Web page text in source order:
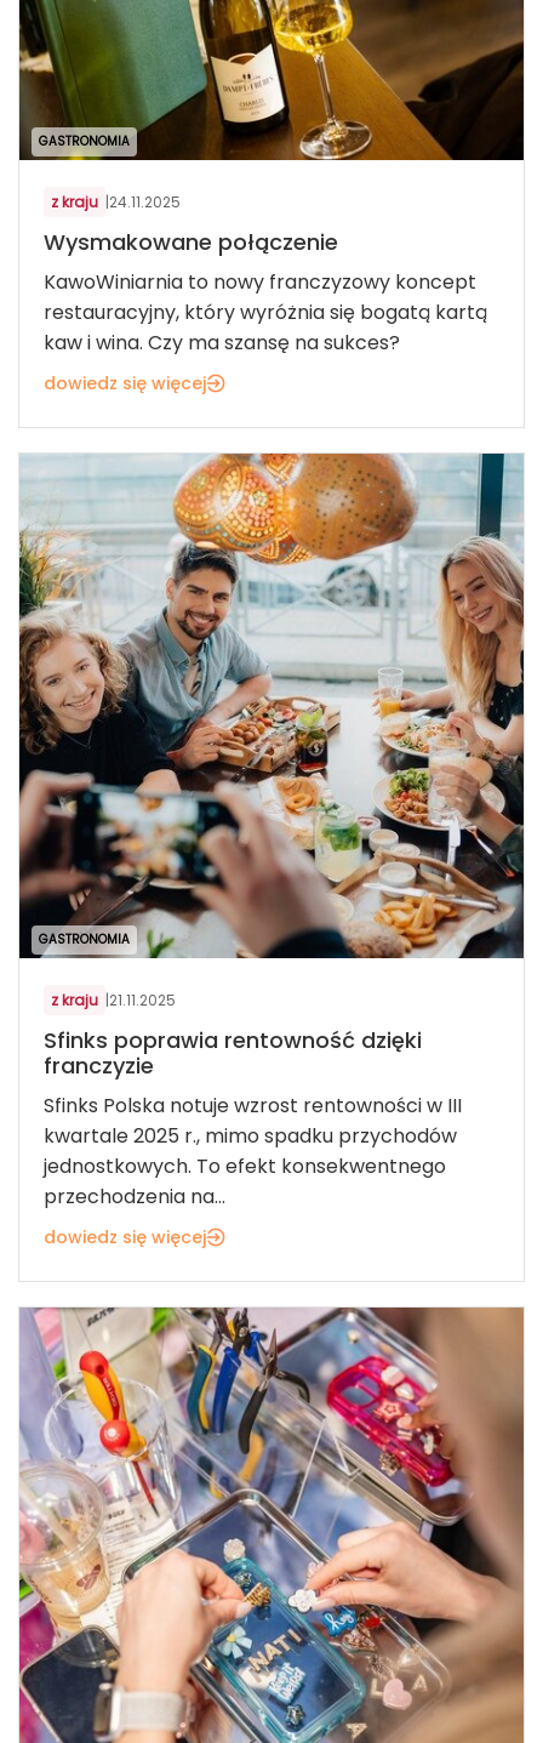
GASTRONOMIA
z kraju |24.11.2025
Wysmakowane połączenie
KawoWiniarnia to nowy franczyzowy koncept
restauracyjny, który wyróżnia się bogatą kartą
kaw i wina. Czy ma szansę na sukces?
dowiedz się więcej
GASTRONOMIA
z kraju |21.11.2025
Sfinks poprawia rentowność dzięki
franczyzie
Sfinks Polska notuje wzrost rentowności w III
kwartale 2025 r., mimo spadku przychodów
jednostkowych. To efekt konsekwentnego
przechodzenia na...
dowiedz się więcej